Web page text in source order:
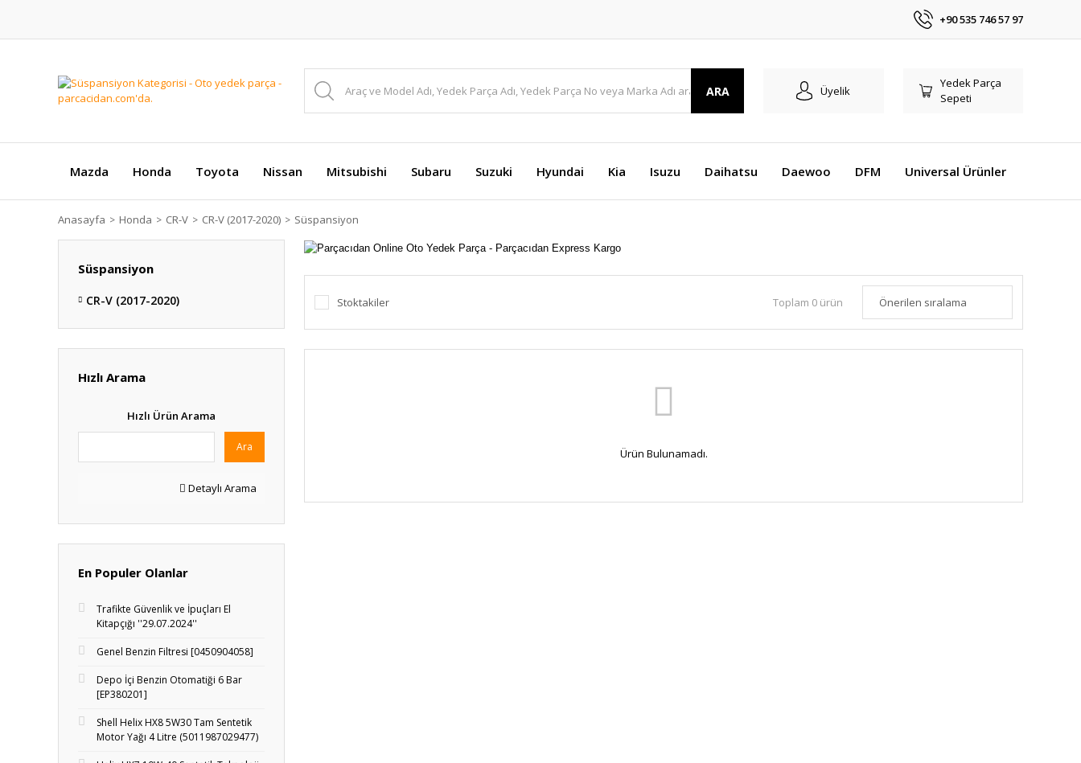
+90 535 746 57 97
ARA Üyelik
Yedek Parça
Sepeti
Mazda Honda Toyota Nissan Mitsubishi Subaru Suzuki Hyundai Kia Isuzu Daihatsu Daewoo DFM Universal Ürünler
Anasayfa Honda CR-V CR-V (2017-2020) Süspansiyon
Süspansiyon
CR-V (2017-2020)
Hızlı Arama
Hızlı Ürün Arama
Ara
Detaylı Arama
En Populer Olanlar
Trafikte Güvenlik ve İpuçları El
Kitapçığı ''29.07.2024''
Genel Benzin Filtresi [0450904058]
Depo İçi Benzin Otomatiği 6 Bar
[EP380201]
Shell Helix HX8 5W30 Tam Sentetik
Motor Yağı 4 Litre (5011987029477)
Stoktakiler Toplam 0 ürün
Ürün Bulunamadı.